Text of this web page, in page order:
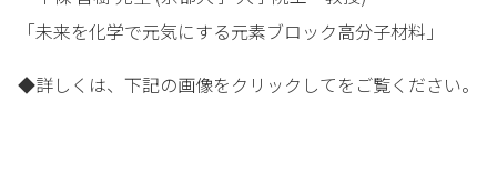
「未来を化学で元気にする元素ブロック高分子材料」
◆詳しくは、下記の画像をクリックしてをご覧ください。